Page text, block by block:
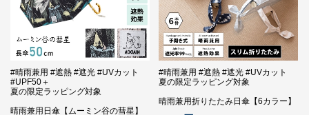
#晴雨兼用 #遮熱 #遮光 #UVカット
#UPF50＋
夏の限定ラッピング対象
晴雨兼用日傘【ムーミン谷の彗星】
#晴雨兼用 #遮熱 #遮光 #UVカット
夏の限定ラッピング対象
晴雨兼用折りたたみ日傘【6カラー】